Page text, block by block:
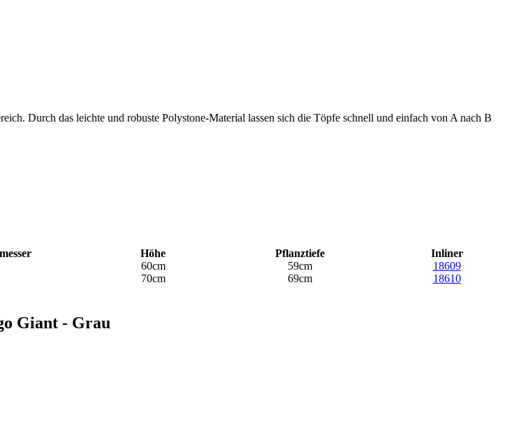
Durch das leichte und robuste Polystone-Material lassen sich die Töpfe schnell und einfach von A nach B
Höhe Pflanztiefe
Inliner
60cm 59cm
18609
70cm 69cm 18610
Giant - Grau